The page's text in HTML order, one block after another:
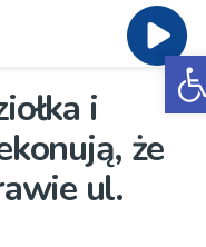
i
że
ul.